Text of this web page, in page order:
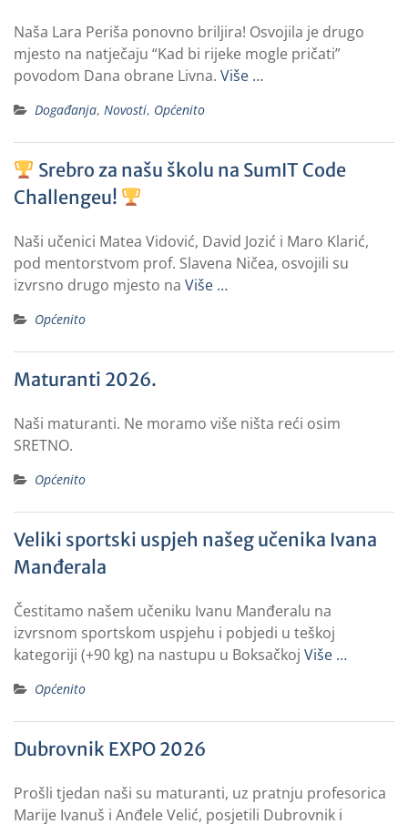
Naša Lara Periša ponovno briljira! Osvojila je drugo
mjesto na natječaju “Kad bi rijeke mogle pričati”
povodom Dana obrane Livna. Više …
Događanja, Novosti, Općenito
Srebro za našu školu na SumIT Code
Challengeu!
Naši učenici Matea Vidović, David Jozić i Maro Klarić,
pod mentorstvom prof. Slavena Ničea, osvojili su
izvrsno drugo mjesto na Više …
Općenito
Maturanti 2026.
Naši maturanti. Ne moramo više ništa reći osim
SRETNO.
Općenito
Veliki sportski uspjeh našeg učenika Ivana
Manđerala
Čestitamo našem učeniku Ivanu Manđeralu na
izvrsnom sportskom uspjehu i pobjedi u teškoj
kategoriji (+90 kg) na nastupu u Boksačkoj Više …
Općenito
Dubrovnik EXPO 2026
Prošli tjedan naši su maturanti, uz pratnju profesorica
Marije Ivanuš i Anđele Velić, posjetili Dubrovnik i